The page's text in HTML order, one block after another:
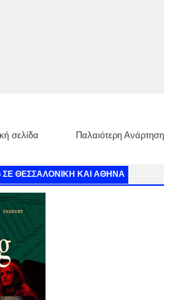
Παλαιότερη Ανάρτηση
σελίδα
ΣΕ ΘΕΣΣΑΛΟΝΙΚΗ ΚΑΙ ΑΘΗΝΑ